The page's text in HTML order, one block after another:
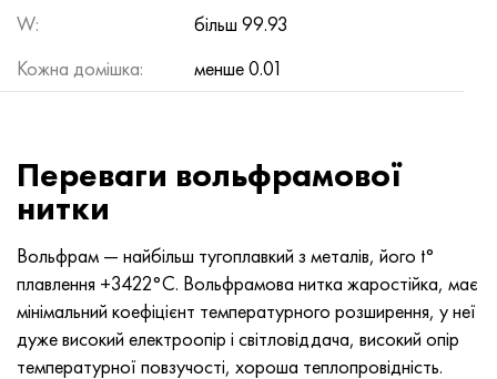
W:
більш 99.93
Кожна домішка:
менше 0.01
Переваги вольфрамової
нитки
Вольфрам — найбільш тугоплавкий з металів, його t°
плавлення +3422°C. Вольфрамова нитка жаростійка, має
мінімальний коефіцієнт температурного розширення, у неї
дуже високий електроопір і світловіддача, високий опір
температурної повзучості, хороша теплопровідність.